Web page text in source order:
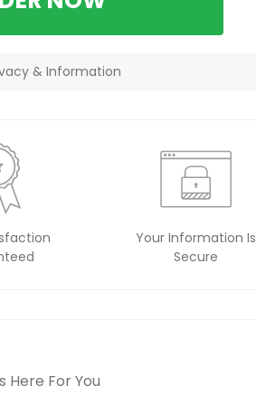
& Information
Your Information Is
Secure
For You